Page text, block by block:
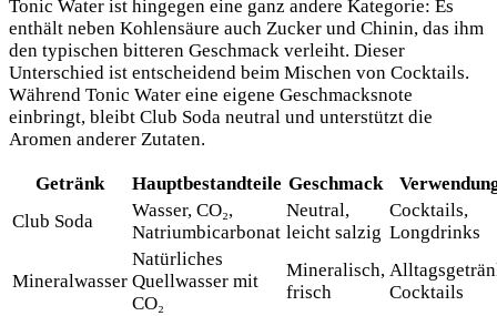
Tonic Water ist hingegen eine ganz andere Kategorie: Es
enthält neben Kohlensäure auch Zucker und Chinin, das ihm
den typischen bitteren Geschmack verleiht. Dieser
Unterschied ist entscheidend beim Mischen von Cocktails.
Während Tonic Water eine eigene Geschmacksnote
einbringt, bleibt Club Soda neutral und unterstützt die
Aromen anderer Zutaten.
Getränk Hauptbestandteile Geschmack
Club Soda
Wasser, CO₂,
Natriumbicarbonat
Neutral,
leicht salzig
Cocktails,
Longdrinks
Mineralwasser
Natürliches
Quellwasser mit
CO₂
Mineralisch,
frisch
Cocktails